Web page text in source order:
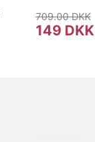
149 DKK
709.00 DKK